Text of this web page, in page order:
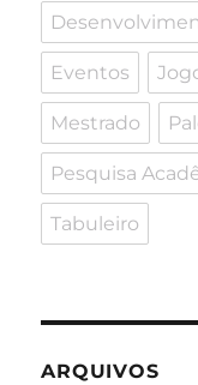
Eventos
Mestrado
Pesquisa
Tabuleiro
ARQUIVOS